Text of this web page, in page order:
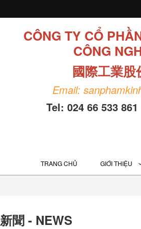
CÔNG TY CỔ
CÔNG
國際工業股
Email:
Tel: 024 66 533
TRANG CHỦ GIỚI THIỆU
新聞 - NEWS